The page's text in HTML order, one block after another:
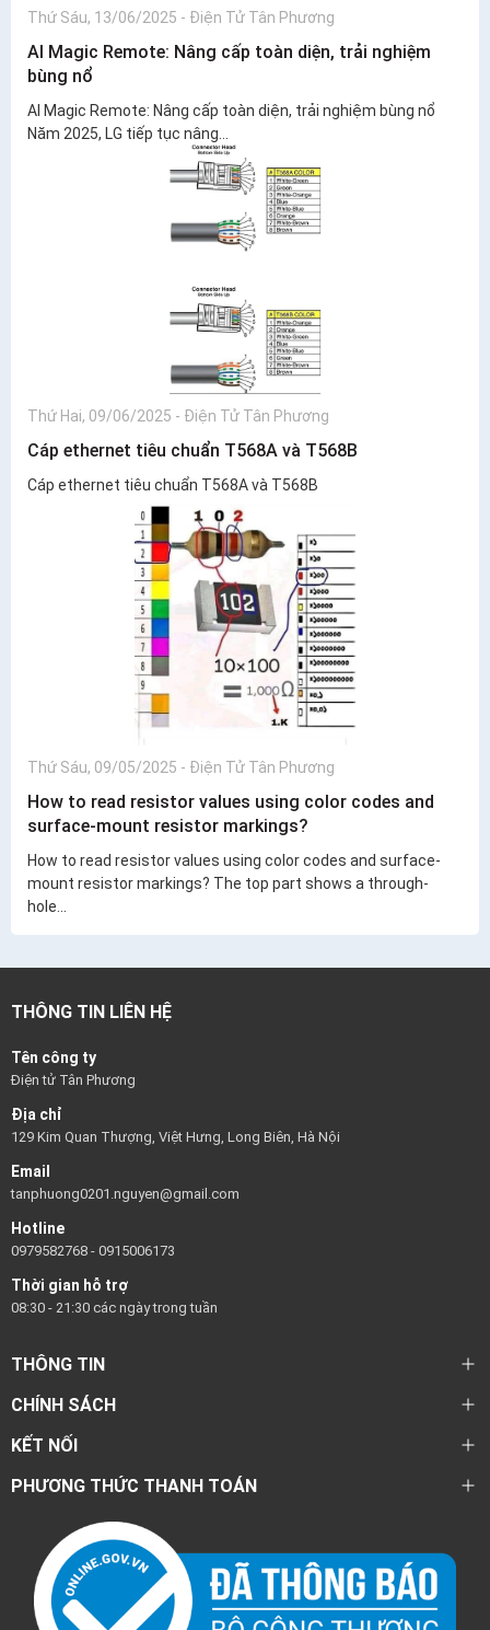
Thứ Sáu, 13/06/2025 - Điện Tử Tân Phương
AI Magic Remote: Nâng cấp toàn diện, trải nghiệm
bùng nổ
AI Magic Remote: Nâng cấp toàn diện, trải nghiệm bùng nổ
Năm 2025, LG tiếp tục nâng...
Thứ Hai, 09/06/2025 - Điện Tử Tân Phương
Cáp ethernet tiêu chuẩn T568A và T568B
Cáp ethernet tiêu chuẩn T568A và T568B
Thứ Sáu, 09/05/2025 - Điện Tử Tân Phương
How to read resistor values using color codes and
surface-mount resistor markings?
How to read resistor values using color codes and surface-
mount resistor markings? The top part shows a through-
hole...
THÔNG TIN LIÊN HỆ
Tên công ty
Điện tử Tân Phương
Địa chỉ
129 Kim Quan Thượng, Việt Hưng, Long Biên, Hà Nội
Email
tanphuong0201.nguyen@gmail.com
Hotline
0979582768 - 0915006173
Thời gian hỗ trợ
08:30 - 21:30 các ngày trong tuần
THÔNG TIN
CHÍNH SÁCH
KẾT NỐI
PHƯƠNG THỨC THANH TOÁN